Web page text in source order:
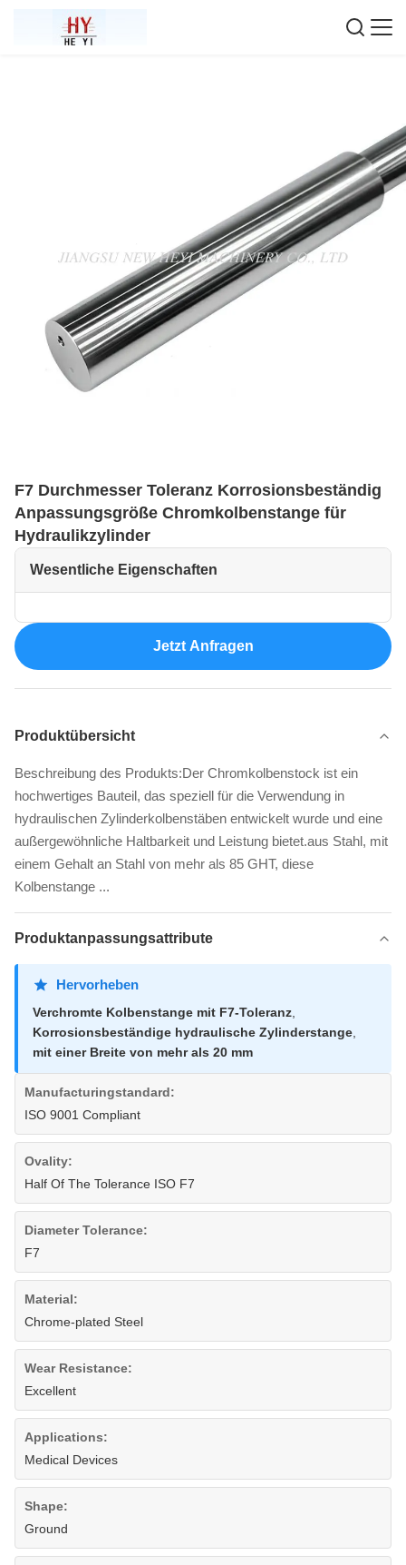
F7 Durchmesser Toleranz Korrosionsbeständig
Anpassungsgröße Chromkolbenstange für
Hydraulikzylinder
Wesentliche Eigenschaften
Jetzt Anfragen
Produktübersicht
Beschreibung des Produkts:Der Chromkolbenstock ist ein
hochwertiges Bauteil, das speziell für die Verwendung in
hydraulischen Zylinderkolbenstäben entwickelt wurde und eine
außergewöhnliche Haltbarkeit und Leistung bietet.aus Stahl, mit
einem Gehalt an Stahl von mehr als 85 GHT, diese
Kolbenstange ...
Produktanpassungsattribute
Hervorheben
Verchromte Kolbenstange mit F7-Toleranz
Korrosionsbeständige hydraulische Zylinderstange
mit einer Breite von mehr als 20 mm
Manufacturingstandard:
ISO 9001 Compliant
Ovality:
Half Of The Tolerance ISO F7
Diameter Tolerance:
F7
Material:
Chrome-plated Steel
Wear Resistance:
Excellent
Applications:
Medical Devices
Shape:
Ground